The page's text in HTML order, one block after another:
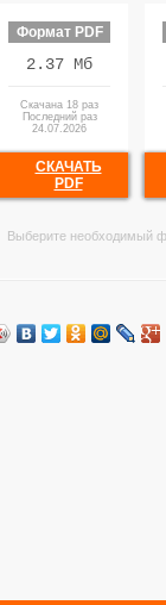
Формат PDF
2.37 Мб
Скачана 18 раз
Последний раз
24.07.2026
СКАЧАТЬ
PDF
Выберите необходимый